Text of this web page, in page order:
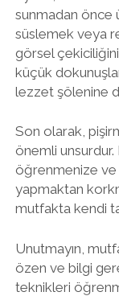
sunmadan önce
süslemek veya
görsel çekiciliğini
küçük
lezzet şölenine
Son olarak,
önemli
öğrenmenize ve
yapmaktan
mutfakta kendi
Unutmayın,
özen ve bilgi
teknikleri